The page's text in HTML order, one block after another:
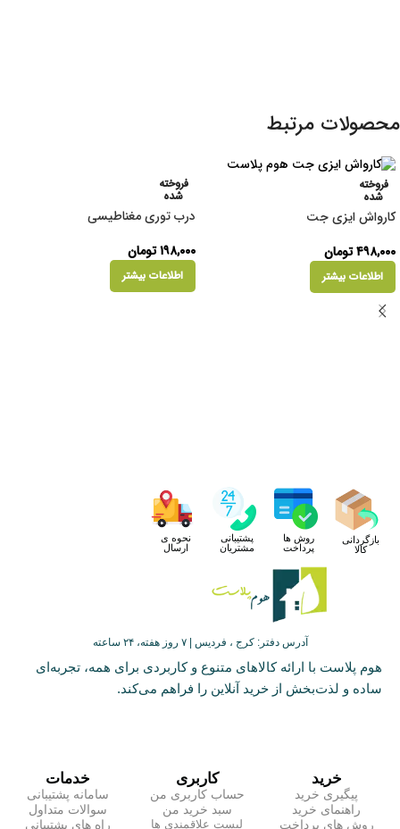
محصولات مرتبط
فروخته
شده
کارواش ایزی جت
۴۹۸,۰۰۰تومان
اطلاعات بیشتر
فروخته
شده
درب توری مغناطیسی
۱۹۸,۰۰۰تومان
اطلاعات بیشتر
بازگردانی
کالا
روش ها
پرداخت
پشتیبانی
مشتریان
نحوه ی
ارسال
آدرس دفتر: کرج ، فردیس | ۷ روز هفته، ۲۴ ساعته
هوم پلاست با ارائه کالاهای متنوع و کاربردی برای همه، تجربه‌ای
ساده و لذت‌بخش از خرید آنلاین را فراهم می‌کند.
خرید
پیگیری خرید
راهنمای خرید
روش های پرداخت
کاربری
حساب کاربری من
سبد خرید من
لیست علاقمندی ها
خدمات
سامانه پشتیبانی
سوالات متداول
راه های پشتیبانی